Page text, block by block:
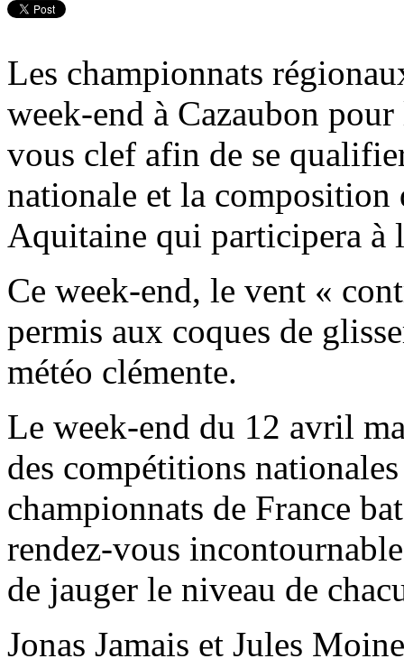
Les championnats
week-end à Cazaubon
vous clef afin de se
nationale et la
Aquitaine qui participera à
Ce week-end, le vent «
permis aux coques de
météo clémente.
Le week-end du 12 avril
des compétitions
championnats de France
rendez-vous
de jauger le niveau de
Jonas Jamais et Jules